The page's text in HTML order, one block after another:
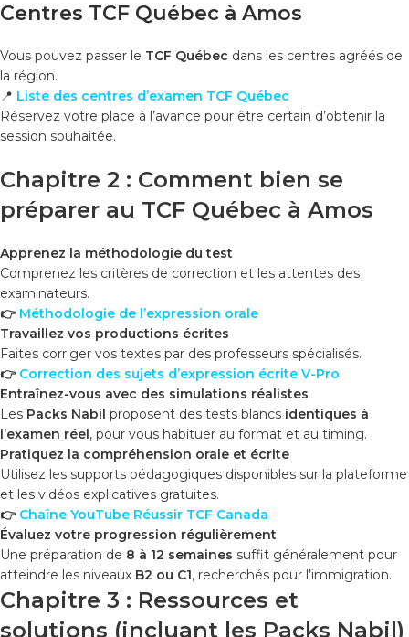
Centres TCF Québec à Amos
Vous pouvez passer le TCF Québec dans les centres agréés de
la région.
📍 Liste des centres d’examen TCF Québec
Réservez votre place à l’avance pour être certain d’obtenir la
session souhaitée.
Chapitre 2 : Comment bien se
préparer au TCF Québec à Amos
Apprenez la méthodologie du test
Comprenez les critères de correction et les attentes des
examinateurs.
👉 Méthodologie de l’expression orale
Travaillez vos productions écrites
Faites corriger vos textes par des professeurs spécialisés.
👉 Correction des sujets d’expression écrite V-Pro
Entraînez-vous avec des simulations réalistes
Les Packs Nabil proposent des tests blancs identiques à
l’examen réel , pour vous habituer au format et au timing.
Pratiquez la compréhension orale et écrite
Utilisez les supports pédagogiques disponibles sur la plateforme
et les vidéos explicatives gratuites.
👉 Chaîne YouTube Réussir TCF Canada
Évaluez votre progression régulièrement
Une préparation de 8 à 12 semaines suffit généralement pour
atteindre les niveaux B2 ou C1, recherchés pour l’immigration.
Chapitre 3 : Ressources et
solutions (incluant les Packs Nabil)